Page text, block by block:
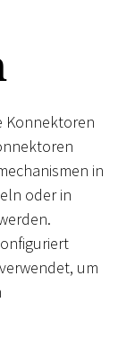
Konnektoren
in
oder in
um